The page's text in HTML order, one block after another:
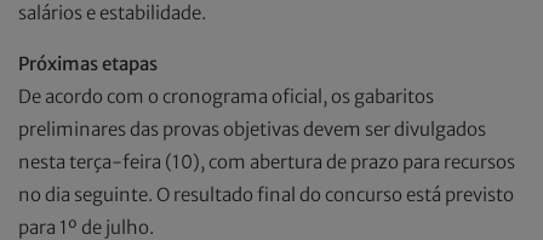
salários e estabilidade.
Próximas etapas
De acordo com o cronograma oficial, os gabaritos
preliminares das provas objetivas devem ser divulgados
nesta terça-feira (10), com abertura de prazo para recursos
no dia seguinte. O resultado final do concurso está previsto
para 1º de julho.